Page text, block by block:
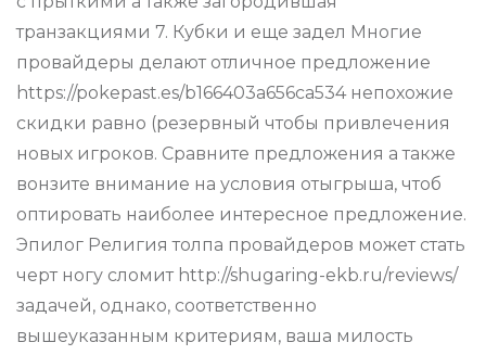
транзакциями 7. Кубки и еще задел Многие
провайдеры делают отличное предложение
https://pokepast.es/b166403a656ca534 непохожие
скидки равно (резервный чтобы привлечения
новых игроков. Сравните предложения а также
вонзите внимание на условия отыгрыша, чтоб
оптировать наиболее интересное предложение.
Эпилог Религия толпа провайдеров может стать
черт ногу сломит http://shugaring-ekb.ru/reviews/
задачей, однако, соответственно
вышеуказанным критериям, ваша милость